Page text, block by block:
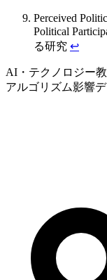
Perceived
Political
る研究 ↩
AI・テクノロジー
アルゴリズム影響